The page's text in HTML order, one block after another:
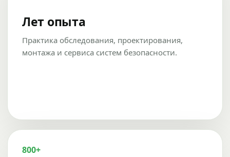
Лет опыта
Практика обследования, проектирования,
монтажа и сервиса систем безопасности.
800+